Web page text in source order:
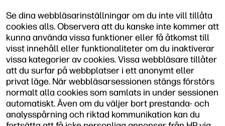
Se dina webbläsarinställningar om du inte vill tillåta
cookies alls. Observera att du kanske inte kommer att
kunna använda vissa funktioner eller få åtkomst till
visst innehåll eller funktionaliteter om du inaktiverar
vissa kategorier av cookies. Vissa webbläsare tillåter
att du surfar på webbplatser i ett anonymt eller
privat läge. När webbläsarsessionen stängs förstörs
normalt alla cookies som samlats in under sessionen
automatiskt. Även om du väljer bort prestanda- och
analysspårning och riktad kommunikation kan du